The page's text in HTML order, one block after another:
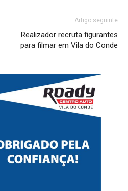
Artigo seguinte
Realizador recruta figurantes
para filmar em Vila do Conde